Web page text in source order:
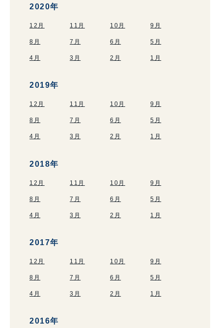
2020年
12月 11月 10月 9月
8月 7月 6月 5月
4月 3月 2月 1月
2019年
12月 11月 10月 9月
8月 7月 6月 5月
4月 3月 2月 1月
2018年
12月 11月 10月 9月
8月 7月 6月 5月
4月 3月 2月 1月
2017年
12月 11月 10月 9月
8月 7月 6月 5月
4月 3月 2月 1月
2016年